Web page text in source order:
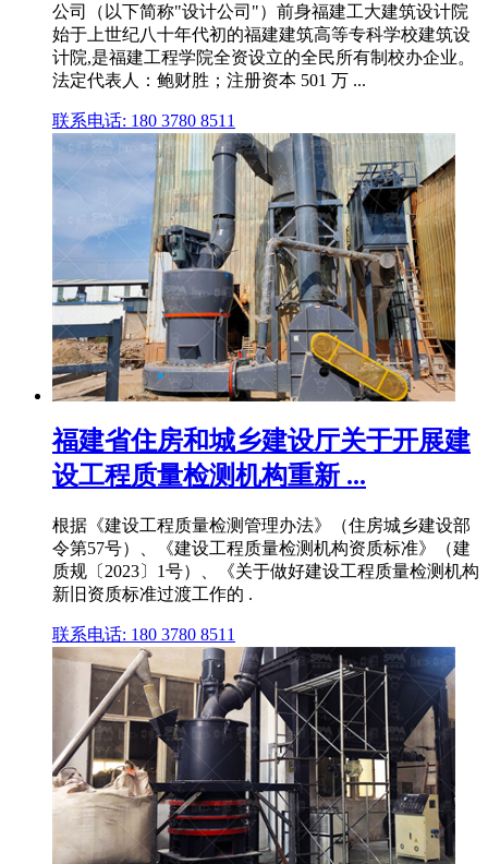
公司（以下简称"设计公司"）前身福建工大建筑设计院
始于上世纪八十年代初的福建建筑高等专科学校建筑设
计院,是福建工程学院全资设立的全民所有制校办企业。
法定代表人：鲍财胜；注册资本 501 万 ...
联系电话: 180 3780 8511
福建省住房和城乡建设厅关于开展建
设工程质量检测机构重新 ...
根据《建设工程质量检测管理办法》（住房城乡建设部
令第57号）、《建设工程质量检测机构资质标准》（建
质规〔2023〕1号）、《关于做好建设工程质量检测机构
新旧资质标准过渡工作的 .
联系电话: 180 3780 8511